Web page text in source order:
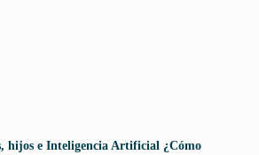
hijos e Inteligencia Artificial ¿Cómo